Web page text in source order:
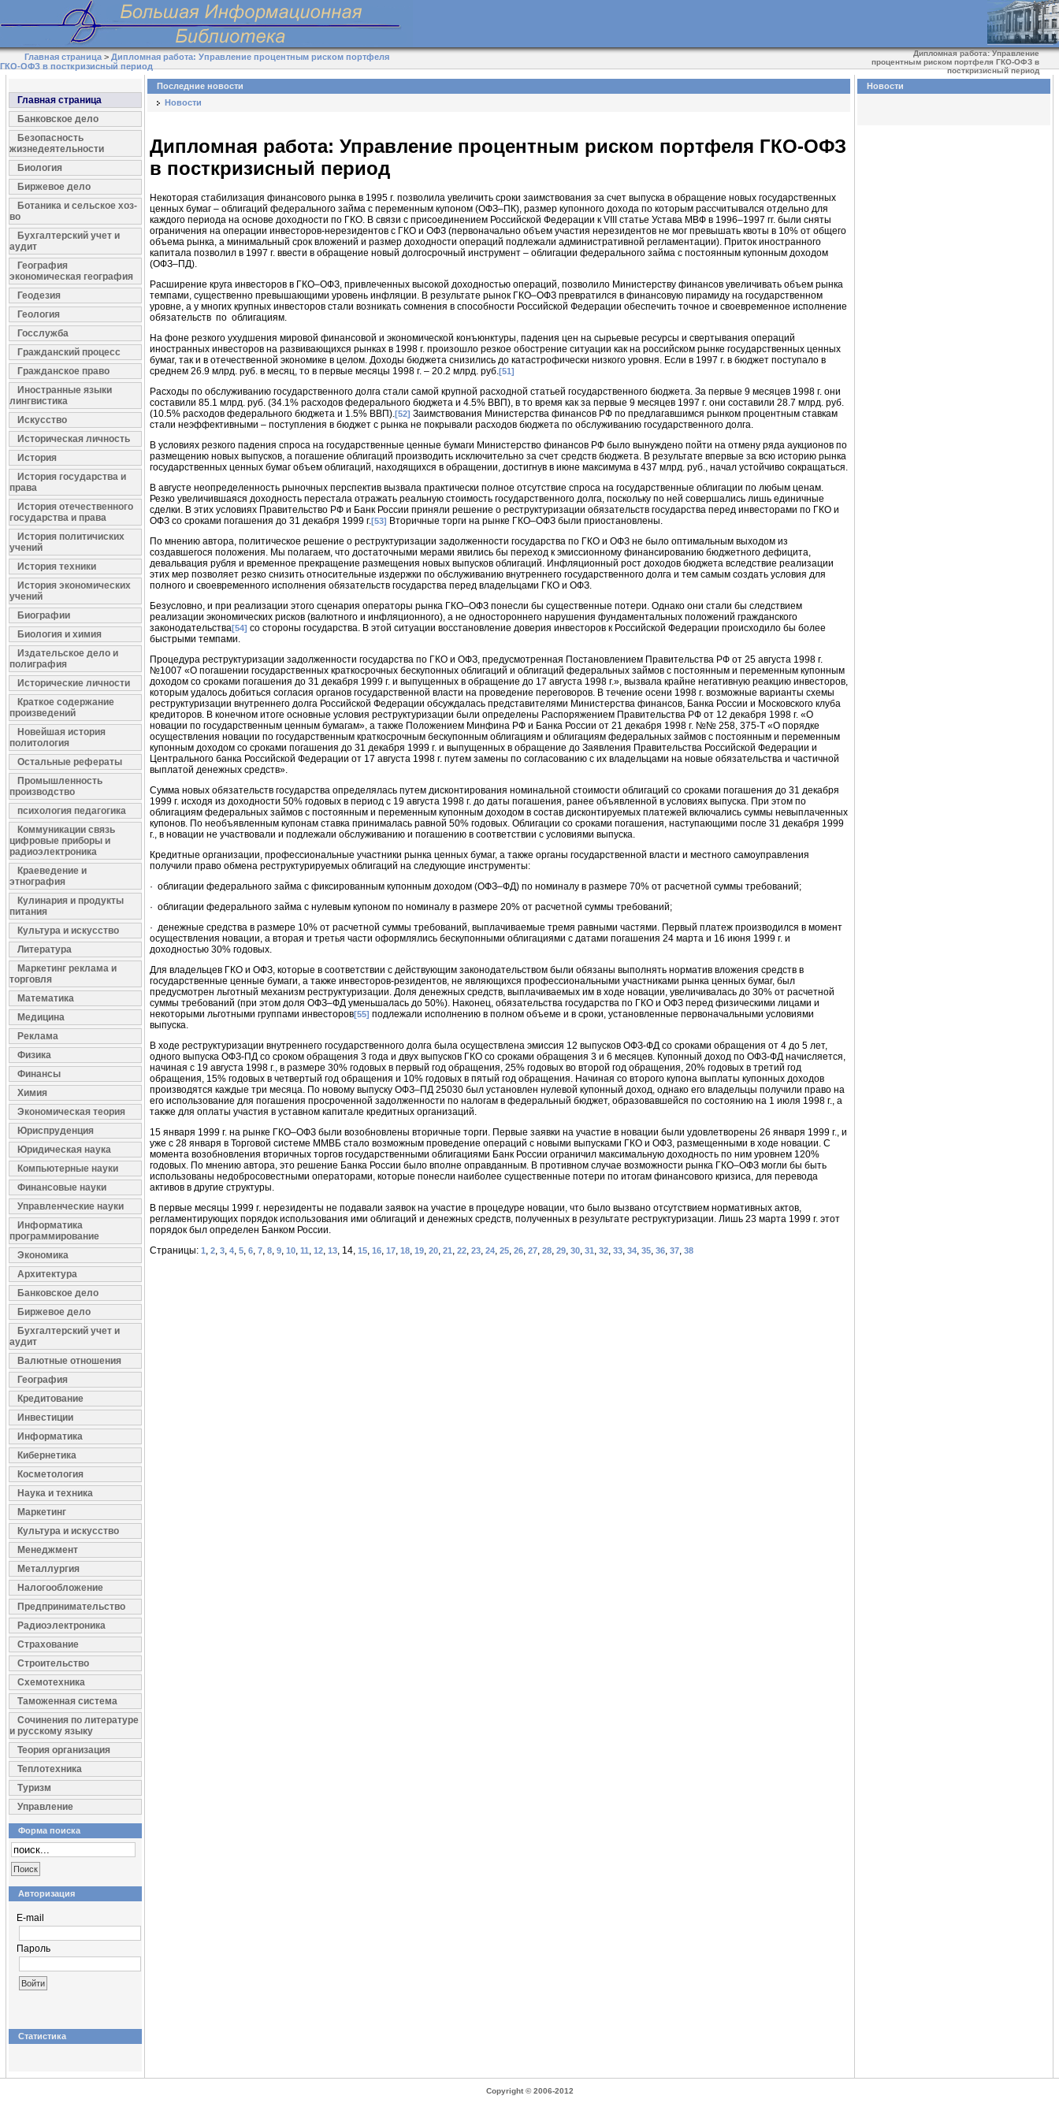
Главная страница >Дипломная работа: Управление процентным риском портфеля
ГКО-ОФЗ в посткризисный период
Дипломная работа: Управление
процентным риском портфеля ГКО-ОФЗ в
посткризисный период
Главная страница
Банковское дело
Безопасность
жизнедеятельности
Биология
Биржевое дело
Ботаника и сельское хоз-
во
Бухгалтерский учет и
аудит
География
экономическая география
Геодезия
Геология
Госслужба
Гражданский процесс
Гражданское право
Иностранные языки
лингвистика
Искусство
Историческая личность
История
История государства и
права
История отечественного
государства и права
История политичиских
учений
История техники
История экономических
учений
Биографии
Биология и химия
Издательское дело и
полиграфия
Исторические личности
Краткое содержание
произведений
Новейшая история
политология
Остальные рефераты
Промышленность
производство
психология педагогика
Коммуникации связь
цифровые приборы и
радиоэлектроника
Краеведение и
этнография
Кулинария и продукты
питания
Культура и искусство
Литература
Маркетинг реклама и
торговля
Математика
Медицина
Реклама
Физика
Финансы
Химия
Экономическая теория
Юриспруденция
Юридическая наука
Компьютерные науки
Финансовые науки
Управленческие науки
Информатика
программирование
Экономика
Архитектура
Банковское дело
Биржевое дело
Бухгалтерский учет и
аудит
Валютные отношения
География
Кредитование
Инвестиции
Информатика
Кибернетика
Косметология
Наука и техника
Маркетинг
Культура и искусство
Менеджмент
Металлургия
Налогообложение
Предпринимательство
Радиоэлектроника
Страхование
Строительство
Схемотехника
Таможенная система
Сочинения по литературе
и русскому языку
Теория организация
Теплотехника
Туризм
Управление
Форма поиска
Авторизация
E-mail
Пароль
Статистика
Последние новости
Новости
Дипломная работа: Управление процентным риском портфеля ГКО-ОФЗ
в посткризисный период
Некоторая стабилизация финансового рынка в 1995 г. позволила увеличить сроки заимствования за счет выпуска в обращение новых государственных
ценных бумаг – облигаций федерального займа с переменным купоном (ОФЗ–ПК), размер купонного дохода по которым рассчитывался отдельно для
каждого периода на основе доходности по ГКО. В связи с присоединением Российской Федерации к VIII статье Устава МВФ в 1996–1997 гг. были сняты
ограничения на операции инвесторов-нерезидентов с ГКО и ОФЗ (первоначально объем участия нерезидентов не мог превышать квоты в 10% от общего
объема рынка, а минимальный срок вложений и размер доходности операций подлежали административной регламентации). Приток иностранного
капитала позволил в 1997 г. ввести в обращение новый долгосрочный инструмент – облигации федерального займа с постоянным купонным доходом
(ОФЗ–ПД).
Расширение круга инвесторов в ГКО–ОФЗ, привлеченных высокой доходностью операций, позволило Министерству финансов увеличивать объем рынка
темпами, существенно превышающими уровень инфляции. В результате рынок ГКО–ОФЗ превратился в финансовую пирамиду на государственном
уровне, а у многих крупных инвесторов стали возникать сомнения в способности Российской Федерации обеспечить точное и своевременное исполнение
обязательств по облигациям.
На фоне резкого ухудшения мировой финансовой и экономической конъюнктуры, падения цен на сырьевые ресурсы и свертывания операций
иностранных инвесторов на развивающихся рынках в 1998 г. произошло резкое обострение ситуации как на российском рынке государственных ценных
бумаг, так и в отечественной экономике в целом. Доходы бюджета снизились до катастрофически низкого уровня. Если в 1997 г. в бюджет поступало в
среднем 26.9 млрд. руб. в месяц, то в первые месяцы 1998 г. – 20.2 млрд. руб.[51]
Расходы по обслуживанию государственного долга стали самой крупной расходной статьей государственного бюджета. За первые 9 месяцев 1998 г. они
составили 85.1 млрд. руб. (34.1% расходов федерального бюджета и 4.5% ВВП), в то время как за первые 9 месяцев 1997 г. они составили 28.7 млрд. руб.
(10.5% расходов федерального бюджета и 1.5% ВВП).[52] Заимствования Министерства финансов РФ по предлагавшимся рынком процентным ставкам
стали неэффективными – поступления в бюджет с рынка не покрывали расходов бюджета по обслуживанию государственного долга.
В условиях резкого падения спроса на государственные ценные бумаги Министерство финансов РФ было вынуждено пойти на отмену ряда аукционов по
размещению новых выпусков, а погашение облигаций производить исключительно за счет средств бюджета. В результате впервые за всю историю рынка
государственных ценных бумаг объем облигаций, находящихся в обращении, достигнув в июне максимума в 437 млрд. руб., начал устойчиво сокращаться.
В августе неопределенность рыночных перспектив вызвала практически полное отсутствие спроса на государственные облигации по любым ценам.
Резко увеличившаяся доходность перестала отражать реальную стоимость государственного долга, поскольку по ней совершались лишь единичные
сделки. В этих условиях Правительство РФ и Банк России приняли решение о реструктуризации обязательств государства перед инвесторами по ГКО и
ОФЗ со сроками погашения до 31 декабря 1999 г.[53] Вторичные торги на рынке ГКО–ОФЗ были приостановлены.
По мнению автора, политическое решение о реструктуризации задолженности государства по ГКО и ОФЗ не было оптимальным выходом из
создавшегося положения. Мы полагаем, что достаточными мерами явились бы переход к эмиссионному финансированию бюджетного дефицита,
девальвация рубля и временное прекращение размещения новых выпусков облигаций. Инфляционный рост доходов бюджета вследствие реализации
этих мер позволяет резко снизить относительные издержки по обслуживанию внутреннего государственного долга и тем самым создать условия для
полного и своевременного исполнения обязательств государства перед владельцами ГКО и ОФЗ.
Безусловно, и при реализации этого сценария операторы рынка ГКО–ОФЗ понесли бы существенные потери. Однако они стали бы следствием
реализации экономических рисков (валютного и инфляционного), а не одностороннего нарушения фундаментальных положений гражданского
законодательства[54] со стороны государства. В этой ситуации восстановление доверия инвесторов к Российской Федерации происходило бы более
быстрыми темпами.
Процедура реструктуризации задолженности государства по ГКО и ОФЗ, предусмотренная Постановлением Правительства РФ от 25 августа 1998 г.
№1007 «О погашении государственных краткосрочных бескупонных облигаций и облигаций федеральных займов с постоянным и переменным купонным
доходом со сроками погашения до 31 декабря 1999 г. и выпущенных в обращение до 17 августа 1998 г.», вызвала крайне негативную реакцию инвесторов,
которым удалось добиться согласия органов государственной власти на проведение переговоров. В течение осени 1998 г. возможные варианты схемы
реструктуризации внутреннего долга Российской Федерации обсуждалась представителями Министерства финансов, Банка России и Московского клуба
кредиторов. В конечном итоге основные условия реструктуризации были определены Распоряжением Правительства РФ от 12 декабря 1998 г. «О
новации по государственным ценным бумагам», а также Положением Минфина РФ и Банка России от 21 декабря 1998 г. №№ 258, 375-Т «О порядке
осуществления новации по государственным краткосрочным бескупонным облигациям и облигациям федеральных займов с постоянным и переменным
купонным доходом со сроками погашения до 31 декабря 1999 г. и выпущенных в обращение до Заявления Правительства Российской Федерации и
Центрального банка Российской Федерации от 17 августа 1998 г. путем замены по согласованию с их владельцами на новые обязательства и частичной
выплатой денежных средств».
Сумма новых обязательств государства определялась путем дисконтирования номинальной стоимости облигаций со сроками погашения до 31 декабря
1999 г. исходя из доходности 50% годовых в период с 19 августа 1998 г. до даты погашения, ранее объявленной в условиях выпуска. При этом по
облигациям федеральных займов с постоянным и переменным купонным доходом в состав дисконтируемых платежей включались суммы невыплаченных
купонов. По необъявленным купонам ставка принималась равной 50% годовых. Облигации со сроками погашения, наступающими после 31 декабря 1999
г., в новации не участвовали и подлежали обслуживанию и погашению в соответствии с условиями выпуска.
Кредитные организации, профессиональные участники рынка ценных бумаг, а также органы государственной власти и местного самоуправления
получили право обмена реструктурируемых облигаций на следующие инструменты:
· облигации федерального займа с фиксированным купонным доходом (ОФЗ–ФД) по номиналу в размере 70% от расчетной суммы требований;
· облигации федерального займа с нулевым купоном по номиналу в размере 20% от расчетной суммы требований;
· денежные средства в размере 10% от расчетной суммы требований, выплачиваемые тремя равными частями. Первый платеж производился в момент
осуществления новации, а вторая и третья части оформлялись бескупонными облигациями с датами погашения 24 марта и 16 июня 1999 г. и
доходностью 30% годовых.
Для владельцев ГКО и ОФЗ, которые в соответствии с действующим законодательством были обязаны выполнять норматив вложения средств в
государственные ценные бумаги, а также инвесторов-резидентов, не являющихся профессиональными участниками рынка ценных бумаг, был
предусмотрен льготный механизм реструктуризации. Доля денежных средств, выплачиваемых им в ходе новации, увеличивалась до 30% от расчетной
суммы требований (при этом доля ОФЗ–ФД уменьшалась до 50%). Наконец, обязательства государства по ГКО и ОФЗ перед физическими лицами и
некоторыми льготными группами инвесторов[55] подлежали исполнению в полном объеме и в сроки, установленные первоначальными условиями
выпуска.
В ходе реструктуризации внутреннего государственного долга была осуществлена эмиссия 12 выпусков ОФЗ-ФД со сроками обращения от 4 до 5 лет,
одного выпуска ОФЗ-ПД со сроком обращения 3 года и двух выпусков ГКО со сроками обращения 3 и 6 месяцев. Купонный доход по ОФЗ-ФД начисляется,
начиная с 19 августа 1998 г., в размере 30% годовых в первый год обращения, 25% годовых во второй год обращения, 20% годовых в третий год
обращения, 15% годовых в четвертый год обращения и 10% годовых в пятый год обращения. Начиная со второго купона выплаты купонных доходов
производятся каждые три месяца. По новому выпуску ОФЗ–ПД 25030 был установлен нулевой купонный доход, однако его владельцы получили право на
его использование для погашения просроченной задолженности по налогам в федеральный бюджет, образовавшейся по состоянию на 1 июля 1998 г., а
также для оплаты участия в уставном капитале кредитных организаций.
15 января 1999 г. на рынке ГКО–ОФЗ были возобновлены вторичные торги. Первые заявки на участие в новации были удовлетворены 26 января 1999 г., и
уже с 28 января в Торговой системе ММВБ стало возможным проведение операций с новыми выпусками ГКО и ОФЗ, размещенными в ходе новации. С
момента возобновления вторичных торгов государственными облигациями Банк России ограничил максимальную доходность по ним уровнем 120%
годовых. По мнению автора, это решение Банка России было вполне оправданным. В противном случае возможности рынка ГКО–ОФЗ могли бы быть
использованы недобросовестными операторами, которые понесли наиболее существенные потери по итогам финансового кризиса, для перевода
активов в другие структуры.
В первые месяцы 1999 г. нерезиденты не подавали заявок на участие в процедуре новации, что было вызвано отсутствием нормативных актов,
регламентирующих порядок использования ими облигаций и денежных средств, полученных в результате реструктуризации. Лишь 23 марта 1999 г. этот
порядок был определен Банком России.
Страницы: 1, 2, 3, 4, 5, 6, 7, 8, 9, 10, 11, 12, 13, 14, 15, 16, 17, 18, 19, 20, 21, 22, 23, 24, 25, 26, 27, 28, 29, 30, 31, 32, 33, 34, 35, 36, 37, 38
Новости
Copyright © 2006-2012